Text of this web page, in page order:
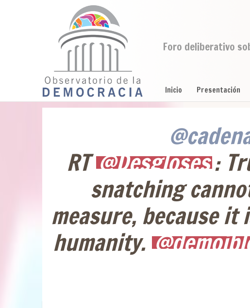
Foro deliberativo
Inicio Presentación
RT@Desgloses:
snatching
measure, because it
humanity.